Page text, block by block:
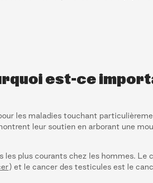
est-ce
les maladies touchant
leur soutien en arborant une
les plus courants chez les hommes. Le
) et le cancer des testicules est le